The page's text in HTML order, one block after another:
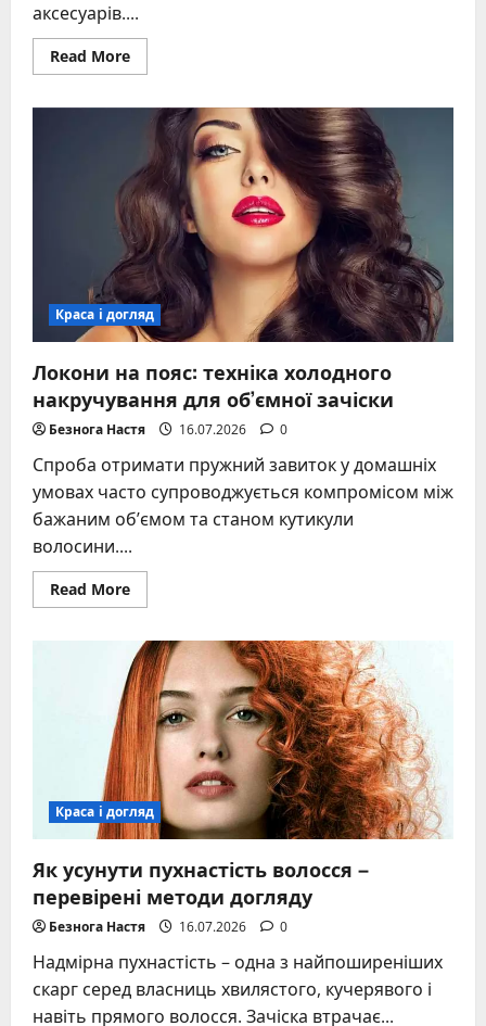
аксесуарів....
Read MoreRead
more
волосся
чи
ні
–
розгорнутий
розбір
для
здоров’я
локонів
Краса і догляд
Локони на пояс: техніка холодного
накручування для об’ємної зачіски
Безнога Настя 16.07.2026 0
Спроба отримати пружний завиток у домашніх
умовах часто супроводжується компромісом між
бажаним об’ємом та станом кутикули
волосини....
Read MoreRead
more
на
пояс:
техніка
холодного
накручування
для
об’ємної
зачіски
Краса і догляд
Як усунути пухнастість волосся –
перевірені методи догляду
Безнога Настя 16.07.2026 0
Надмірна пухнастість – одна з найпоширеніших
скарг серед власниць хвилястого, кучерявого і
навіть прямого волосся. Зачіска втрачає...